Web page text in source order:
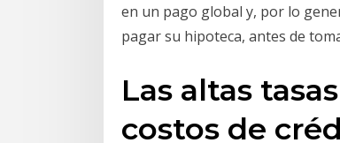
en un pago global y, por lo
pagar su hipoteca, antes de
Las altas
costos de